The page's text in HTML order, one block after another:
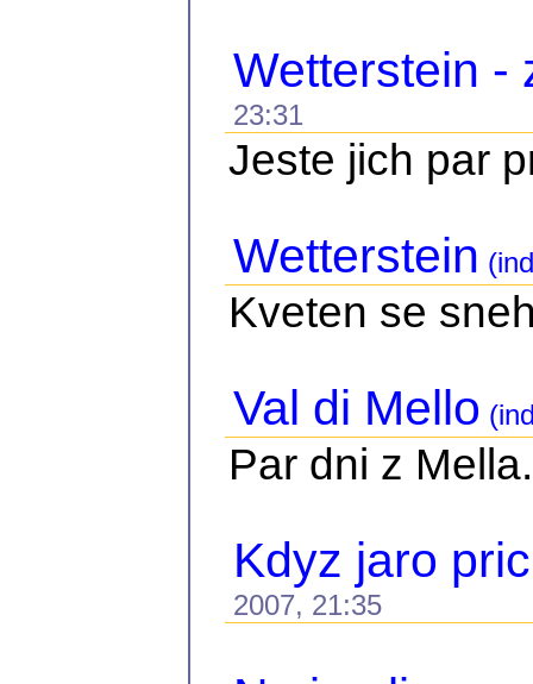
Wetterstein -
23:31
Jeste jich par
Wetterstein
Kveten se
Val di Mello
Par dni z Mella.
Kdyz jaro
2007, 21:35